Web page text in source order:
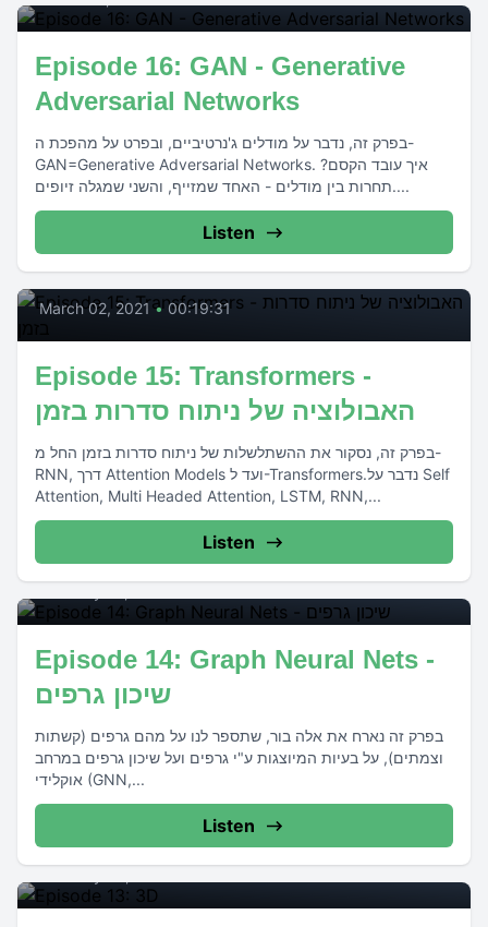
Episode 16: GAN - Generative
Adversarial Networks
בפרק זה, נדבר על מודלים ג'נרטיביים, ובפרט על מהפכת ה-
GAN=Generative Adversarial Networks. איך עובד הקסם?
תחרות בין מודלים - האחד שמזייף, והשני שמגלה זיופים....
Listen
15
March 02, 2021 • 00:19:31
Episode 15: Transformers -
האבולוציה של ניתוח סדרות בזמן
בפרק זה, נסקור את ההשתלשלות של ניתוח סדרות בזמן החל מ-
RNN, דרך Attention Models ועד ל-Transformers.נדבר על Self
Attention, Multi Headed Attention, LSTM, RNN,...
Listen
14
Episode 14: Graph Neural Nets -
שיכון גרפים
בפרק זה נארח את אלה בור, שתספר לנו על מהם גרפים (קשתות
וצמתים), על בעיות המיוצגות ע"י גרפים ועל שיכון גרפים במרחב
אוקלידי (GNN,...
Listen
13